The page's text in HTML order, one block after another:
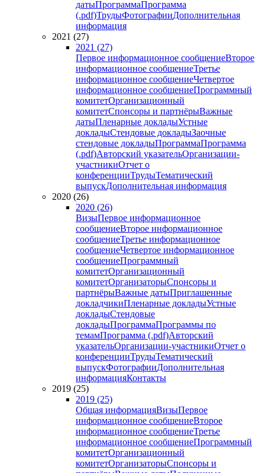
датыПрограммаПрограмма
(.pdf)ТрудыФотографииДополнительная
информация
2021 (27)
2021 (27)
Первое информационное сообщениеВторое
информационное сообщениеТретье
информационное сообщениеЧетвертое
информационное сообщениеПрограммный
комитетОрганизационный
комитетСпонсоры и партнёрыВажные
датыПленарные докладыУстные
докладыСтендовые докладыЗаочные
стендовые докладыПрограммаПрограмма
(.pdf)Авторский указательОрганизации-
участникиОтчет о
конференцииТрудыТематический
выпускДополнительная информация
2020 (26)
2020 (26)
ВизыПервое информационное
сообщениеВторое информационное
сообщениеТретье информационное
сообщениеЧетвертое информационное
сообщениеПрограммный
комитетОрганизационный
комитетОрганизаторыСпонсоры и
партнёрыВажные датыПриглашенные
докладчикиПленарные докладыУстные
докладыСтендовые
докладыПрограммаПрограммы по
темамПрограмма (.pdf)Авторский
указательОрганизации-участникиОтчет о
конференцииТрудыТематический
выпускФотографииДополнительная
информацияКонтакты
2019 (25)
2019 (25)
Общая информацияВизыПервое
информационное сообщениеВторое
информационное сообщениеТретье
информационное сообщениеПрограммный
комитетОрганизационный
комитетОрганизаторыСпонсоры и